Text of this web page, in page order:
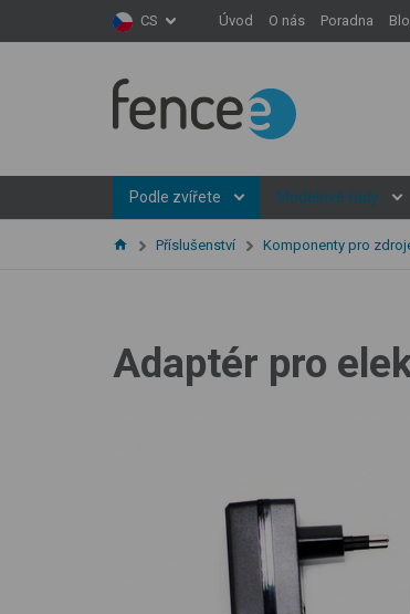
CS Úvod O nás Poradna
Podle zvířete Modelové řady
Příslušenství Komponenty pro
Adaptér pro